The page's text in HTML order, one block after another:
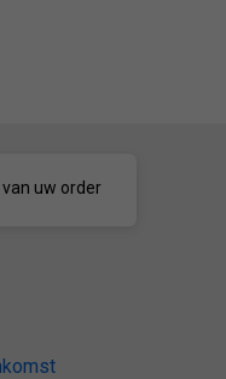
uw order